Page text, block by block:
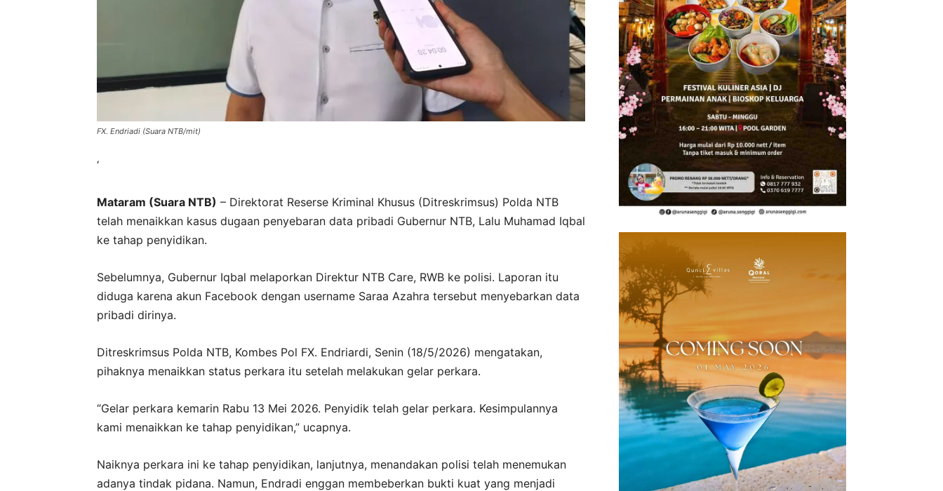
FX. Endriadi (Suara NTB/mit)
‘
Mataram (Suara NTB) – Direktorat Reserse Kriminal Khusus (Ditreskrimsus) Polda NTB
telah menaikkan kasus dugaan penyebaran data pribadi Gubernur NTB, Lalu Muhamad Iqbal
ke tahap penyidikan.
Sebelumnya, Gubernur Iqbal melaporkan Direktur NTB Care, RWB ke polisi. Laporan itu
diduga karena akun Facebook dengan username Saraa Azahra tersebut menyebarkan data
pribadi dirinya.
Ditreskrimsus Polda NTB, Kombes Pol FX. Endriardi, Senin (18/5/2026) mengatakan,
pihaknya menaikkan status perkara itu setelah melakukan gelar perkara.
“Gelar perkara kemarin Rabu 13 Mei 2026. Penyidik telah gelar perkara. Kesimpulannya
kami menaikkan ke tahap penyidikan,” ucapnya.
Naiknya perkara ini ke tahap penyidikan, lanjutnya, menandakan polisi telah menemukan
adanya tindak pidana. Namun, Endradi enggan membeberkan bukti kuat yang menjadi